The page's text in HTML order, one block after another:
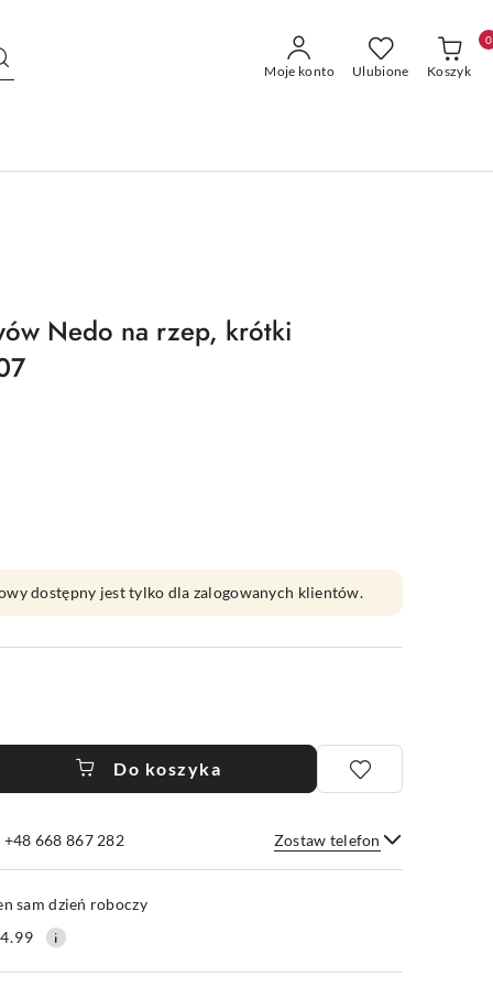
Moje konto Ulubione Koszyk
0
Nedo na rzep, krótki
dostępny jest tylko dla zalogowanych klientów.
Do koszyka
668 867 282 Zostaw telefon
Wyślij
sam dzień roboczy